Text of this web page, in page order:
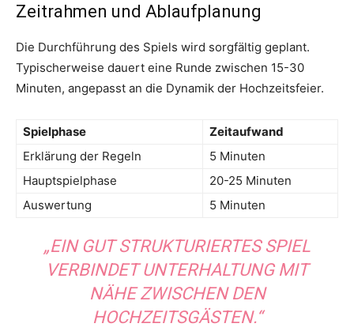
Zeitrahmen und Ablaufplanung
Die Durchführung des Spiels wird sorgfältig geplant.
Typischerweise dauert eine Runde zwischen 15-30
Minuten, angepasst an die Dynamik der Hochzeitsfeier.
Spielphase
Zeitaufwand
Erklärung der Regeln
5 Minuten
Hauptspielphase
20-25 Minuten
Auswertung
5 Minuten
„EIN GUT STRUKTURIERTES SPIEL
VERBINDET UNTERHALTUNG MIT
NÄHE ZWISCHEN DEN
HOCHZEITSGÄSTEN.“